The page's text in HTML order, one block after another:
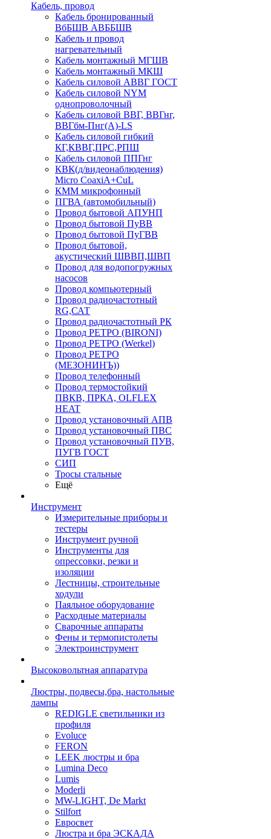
Кабель, провод
Кабель бронированный
ВбБШВ АВББШВ
Кабель и провод
нагревательный
Кабель монтажный МГШВ
Кабель монтажный МКШ
Кабель силовой АВВГ ГОСТ
Кабель силовой NYM
однопроволочный
Кабель силовой ВВГ, ВВГнг,
ВВГбм-Пнг(А)-LS
Кабель силовой гибкий
КГ,КВВГ,ПРС,РПШ
Кабель силовой ППГнг
КВК(д/видеонаблюдения)
Micro CoaxiA+CuL
КММ микрофонный
ПГВА (автомобильный)
Провод бытовой АПУНП
Провод бытовой ПуВВ
Провод бытовой ПуГВВ
Провод бытовой,
акустический ШВВП,ШВП
Провод для водопогружных
насосов
Провод компьютерный
Провод радиочастотный
RG,САТ
Провод радиочастотный РК
Провод РЕТРО (BIRONI)
Провод РЕТРО (Werkel)
Провод РЕТРО
(МЕЗОНИНЪ))
Провод телефонный
Провод термостойкий
ПВКВ, ПРКА, OLFLEX
HEAT
Провод установочный АПВ
Провод установочный ПВС
Провод установочный ПУВ,
ПУГВ ГОСТ
СИП
Тросы стальные
Ещё
Инструмент
Измерительные приборы и
тестеры
Инструмент ручной
Инструменты для
опрессовки, резки и
изоляции
Лестницы, строительные
ходули
Паяльное оборудование
Расходные материалы
Сварочные аппараты
Фены и термопистолеты
Электроинструмент
Высоковольтная аппаратура
Люстры, подвесы,бра, настольные
лампы
REDIGLE светильники из
профиля
Evoluce
FERON
LEEK люстры и бра
Lumina Deco
Lumis
Moderli
MW-LIGHT, De Markt
Stilfort
Евросвет
Люстра и бра ЭСКАДА